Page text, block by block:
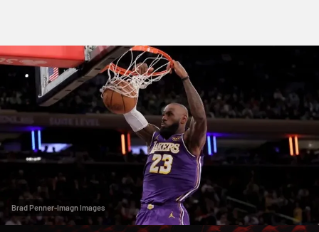
Brad Penner-Imagn Images